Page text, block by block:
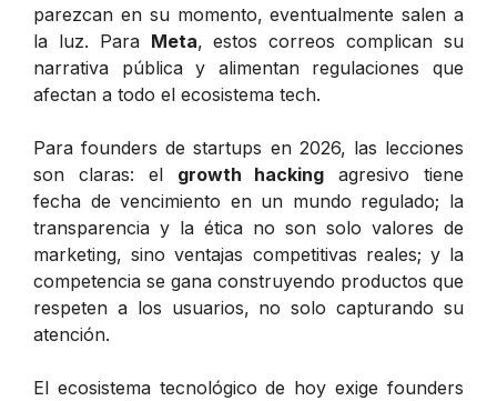
parezcan en su momento, eventualmente salen a
la luz. Para Meta, estos correos complican su
narrativa pública y alimentan regulaciones que
afectan a todo el ecosistema tech.
Para founders de startups en 2026, las lecciones
son claras: el growth hacking agresivo tiene
fecha de vencimiento en un mundo regulado; la
transparencia y la ética no son solo valores de
marketing, sino ventajas competitivas reales; y la
competencia se gana construyendo productos que
respeten a los usuarios, no solo capturando su
atención.
El ecosistema tecnológico de hoy exige founders